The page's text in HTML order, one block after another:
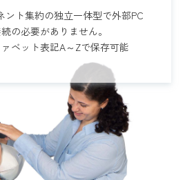
ント集約の独立一体型で外部PC
の必要がありません。
ベット表記A～Zで保存可能